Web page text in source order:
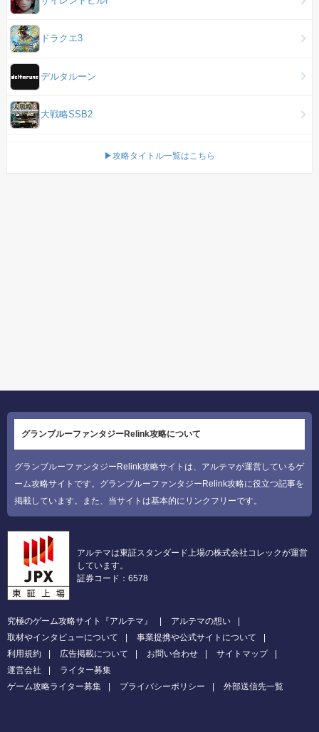
ドラクエ3
デルタルーン
大戦略SSB2
▶攻略タイトル一覧はこちら
グランブルーファンタジーRelink攻略について
グランブルーファンタジーRelink攻略サイトは、アルテマが運営しているゲ
ーム攻略サイトです。グランブルーファンタジーRelink攻略に役立つ記事を
掲載しています。また、当サイトは基本的にリンクフリーです。
アルテマは東証スタンダード上場の株式会社コレックが運営
しています。
証券コード：6578
究極のゲーム攻略サイト『アルテマ』
アルテマの想い
取材やインタビューについて
事業提携や公式サイトについて
利用規約
広告掲載について お問い合わせ
サイトマップ
運営会社
ライター募集
ゲーム攻略ライター募集
プライバシーポリシー 外部送信先一覧